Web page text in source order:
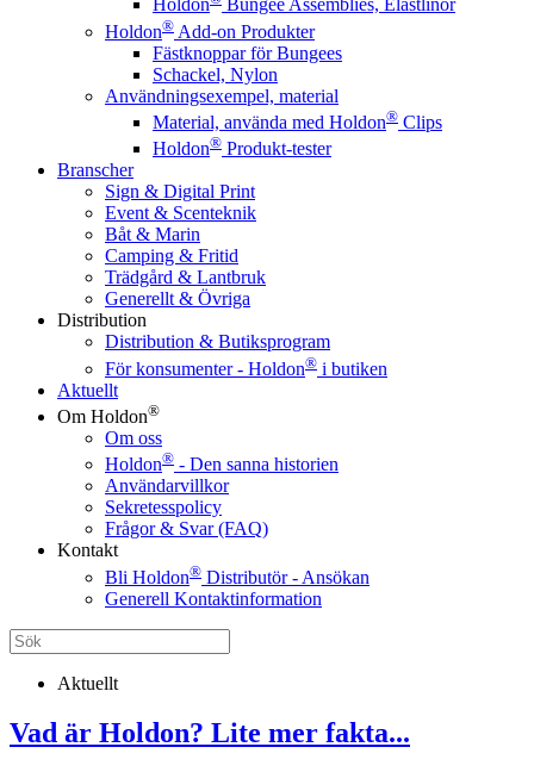
Holdon
Bungee Assemblies, Elastlinor
Holdon® Add-on Produkter
Fästknoppar för Bungees
Schackel, Nylon
Användningsexempel, material
Material, använda med Holdon® Clips
Holdon® Produkt-tester
Branscher
Sign & Digital Print
Event & Scenteknik
Båt & Marin
Camping & Fritid
Trädgård & Lantbruk
Generellt & Övriga
Distribution
Distribution & Butiksprogram
För konsumenter - Holdon® i butiken
Aktuellt
Om Holdon®
Om oss
Holdon® - Den sanna historien
Användarvillkor
Sekretesspolicy
Frågor & Svar (FAQ)
Kontakt
Bli Holdon® Distributör - Ansökan
Generell Kontaktinformation
Aktuellt
Vad är Holdon? Lite mer fakta...